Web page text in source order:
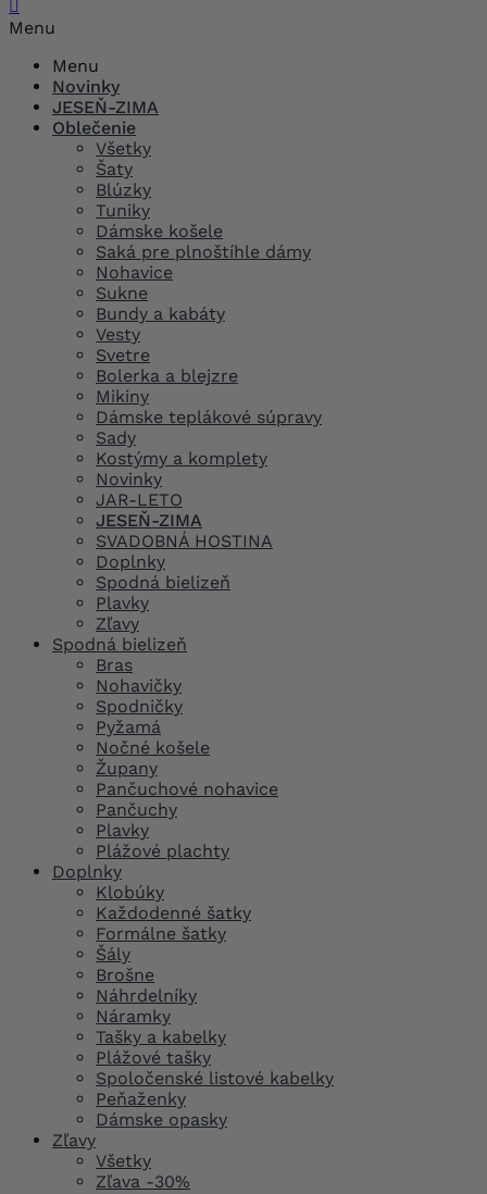

Menu
Menu
Novinky
JESEŇ-ZIMA
Oblečenie
Všetky
Šaty
Blúzky
Tuniky
Dámske košele
Saká pre plnoštíhle dámy
Nohavice
Sukne
Bundy a kabáty
Vesty
Svetre
Bolerka a blejzre
Mikiny
Dámske teplákové súpravy
Sady
Kostýmy a komplety
Novinky
JAR-LETO
JESEŇ-ZIMA
SVADOBNÁ HOSTINA
Doplnky
Spodná bielizeň
Plavky
Zľavy
Spodná bielizeň
Bras
Nohavičky
Spodničky
Pyžamá
Nočné košele
Župany
Pančuchové nohavice
Pančuchy
Plavky
Plážové plachty
Doplnky
Klobúky
Každodenné šatky
Formálne šatky
Šály
Brošne
Náhrdelníky
Náramky
Tašky a kabelky
Plážové tašky
Spoločenské listové kabelky
Peňaženky
Dámske opasky
Zľavy
Všetky
Zľava -30%